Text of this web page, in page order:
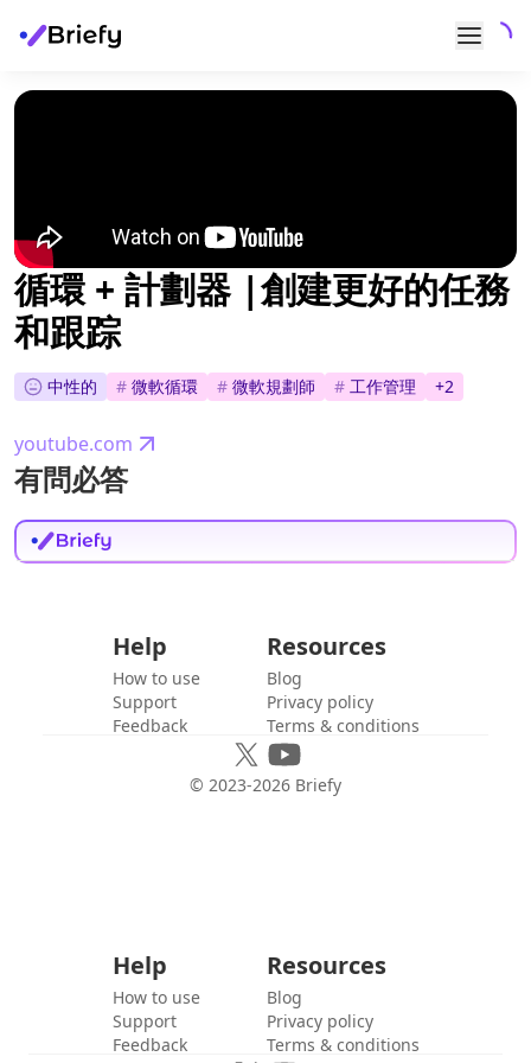
循環 + 計劃器 |創建更好的任務
和跟踪
中性的 # 微軟循環 # 微軟規劃師 # 工作管理 +2
youtube.com
有問必答
Help
How to use
Support
Feedback
Resources
Blog
Privacy policy
Terms & conditions
© 2023-2026 Briefy
Help
How to use
Support
Feedback
Resources
Blog
Privacy policy
Terms & conditions